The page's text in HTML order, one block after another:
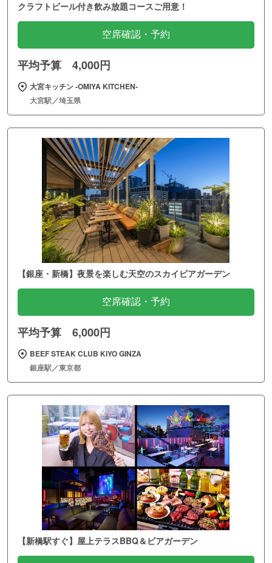
クラフトビール付き飲み放題コースご用意！
空席確認・予約
平均予算 4,000円
大宮キッチン ‐OMIYA KITCHEN‐
大宮駅／埼玉県
【銀座・新橋】夜景を楽しむ天空のスカイビアガーデン
空席確認・予約
平均予算 6,000円
BEEF STEAK CLUB KIYO GINZA
銀座駅／東京都
【新橋駅すぐ】屋上テラスBBQ＆ビアガーデン